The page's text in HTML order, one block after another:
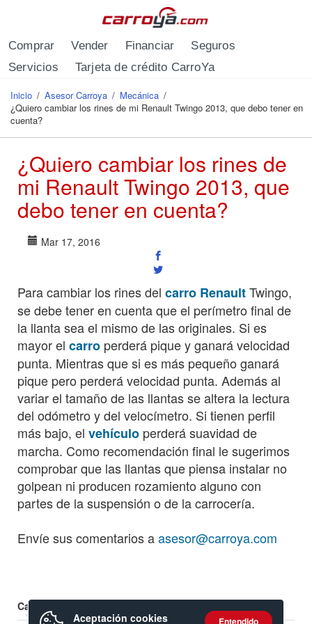
Comprar Vender Financiar
Seguros
Servicios
Tarjeta de crédito CarroYa
Se encuentra usted aquí
Inicio / Asesor Carroya / Mecánica /
¿Quiero cambiar los rines de mi Renault Twingo 2013, que debo tener en
cuenta?
¿Quiero cambiar los rines de
mi Renault Twingo 2013, que
debo tener en cuenta?
Mar 17, 2016
Para cambiar los rines del carro RenaultTwingo,
se debe tener en cuenta que el perímetro final de
la llanta sea el mismo de las originales. Si es
mayor el carro perderá pique y ganará velocidad
punta. Mientras que si es más pequeño ganará
pique pero perderá velocidad punta. Además al
variar el tamaño de las llantas se altera la lectura
del odómetro y del velocímetro. Si tienen perfil
más bajo, el vehículo perderá suavidad de
marcha. Como recomendación final le sugerimos
comprobar que las llantas que piensa instalar no
golpean ni producen rozamiento alguno con
partes de la suspensión o de la carrocería.
Envíe sus comentarios aasesor@carroya.com
Calificación:
Aceptación cookies
Entendido